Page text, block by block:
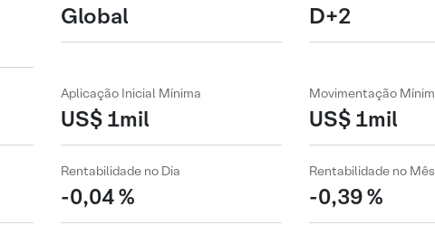
Global D+2
Aplicação Inicial Mínima
US$ 1mil
Movimentação
US$ 1mil
Rentabilidade no Dia
-0,04 %
Rentabilidade no Mês
-0,39 %